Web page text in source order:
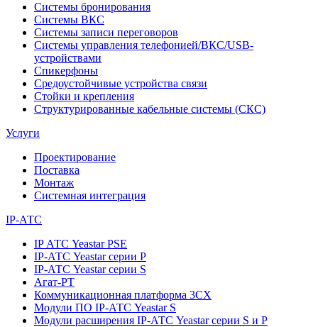
Системы бронирования
Системы ВКС
Системы записи переговоров
Системы управления телефонией/ВКС/USB-
устройствами
Спикерфоны
Средоустойчивые устройства связи
Стойки и крепления
Структурированные кабельные системы (СКС)
Услуги
Проектирование
Поставка
Монтаж
Системная интеграция
IP-АТС
IP АТС Yeastar PSE
IP-АТС Yeastar серии P
IP-АТС Yeastar серии S
Агат-РТ
Коммуникационная платформа 3CX
Модули ПО IP-АТС Yeastar S
Модули расширения IP-АТС Yeastar серии S и P